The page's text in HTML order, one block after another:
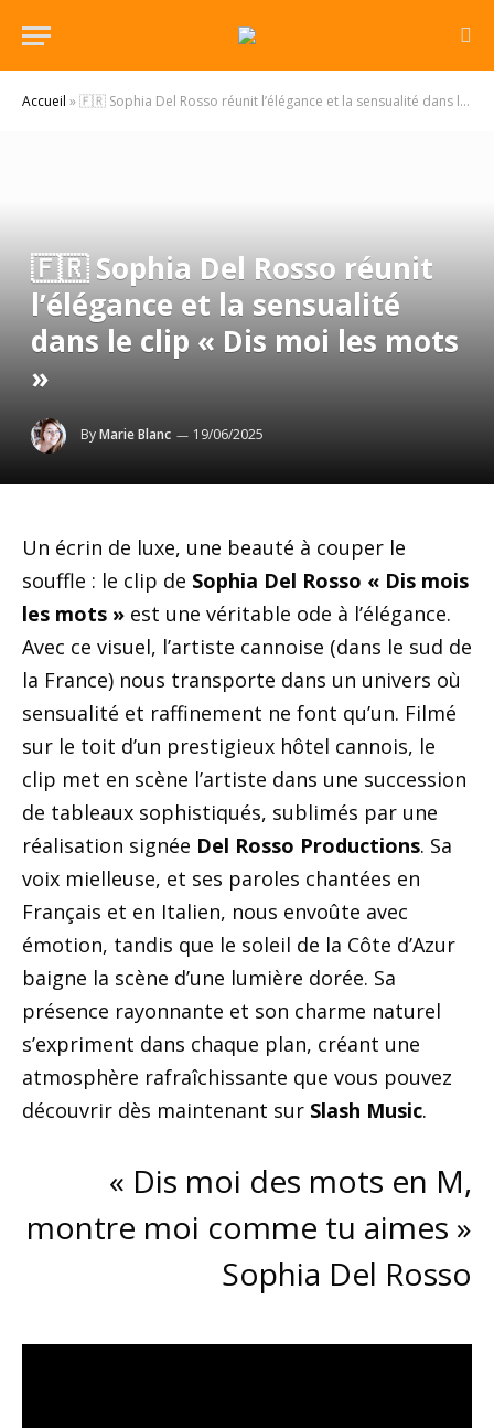
Accueil »🇫🇷 Sophia Del Rosso réunit l’élégance et la sensualité dans le clip « Dis moi les mots »
🇫🇷 Sophia Del Rosso réunit
l’élégance et la sensualité
dans le clip « Dis moi les mots
»
ByMarie Blanc 19/06/2025
Un écrin de luxe, une beauté à couper le
souffle : le clip de Sophia Del Rosso « Dis mois
les mots » est une véritable ode à l’élégance.
Avec ce visuel, l’artiste cannoise (dans le sud de
la France) nous transporte dans un univers où
sensualité et raffinement ne font qu’un. Filmé
sur le toit d’un prestigieux hôtel cannois, le
clip met en scène l’artiste dans une succession
de tableaux sophistiqués, sublimés par une
réalisation signée Del Rosso Productions. Sa
voix mielleuse, et ses paroles chantées en
Français et en Italien, nous envoûte avec
émotion, tandis que le soleil de la Côte d’Azur
baigne la scène d’une lumière dorée. Sa
présence rayonnante et son charme naturel
s’expriment dans chaque plan, créant une
atmosphère rafraîchissante que vous pouvez
découvrir dès maintenant sur Slash Music.
« Dis moi des mots en M,
montre moi comme tu aimes »
Sophia Del Rosso